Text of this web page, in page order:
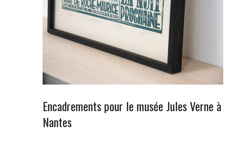
Encadrements pour le musée Jules Verne à
Nantes